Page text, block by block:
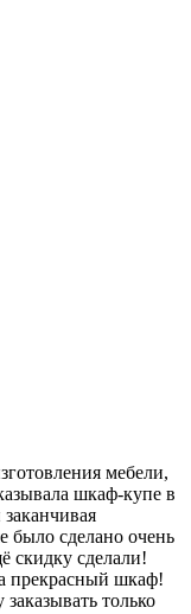
мебели,
шкаф-купе в
было сделано очень
скидку сделали!
прекрасный шкаф!
только